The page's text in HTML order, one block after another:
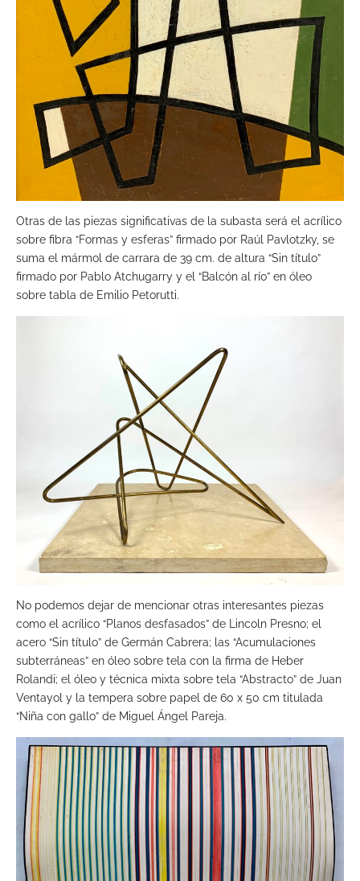
Otras de las piezas significativas de la subasta será el acrílico
sobre fibra “Formas y esferas” firmado por Raúl Pavlotzky, se
suma el mármol de carrara de 39 cm. de altura “Sin título”
firmado por Pablo Atchugarry y el “Balcón al río” en óleo
sobre tabla de Emilio Petorutti.
No podemos dejar de mencionar otras interesantes piezas
como el acrílico “Planos desfasados” de Lincoln Presno; el
acero “Sin título” de Germán Cabrera; las “Acumulaciones
subterráneas” en óleo sobre tela con la firma de Heber
Rolandi; el óleo y técnica mixta sobre tela “Abstracto” de Juan
Ventayol y la tempera sobre papel de 60 x 50 cm titulada
“Niña con gallo” de Miguel Ángel Pareja.